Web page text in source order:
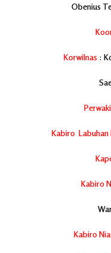
Obenius
Korwilnas :
Kabiro Labuhan
Kabiro
Kabiro